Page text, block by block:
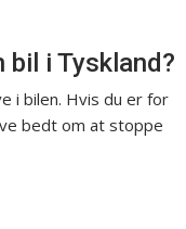
i Tyskland?
i bilen. Hvis du er for
bedt om at stoppe